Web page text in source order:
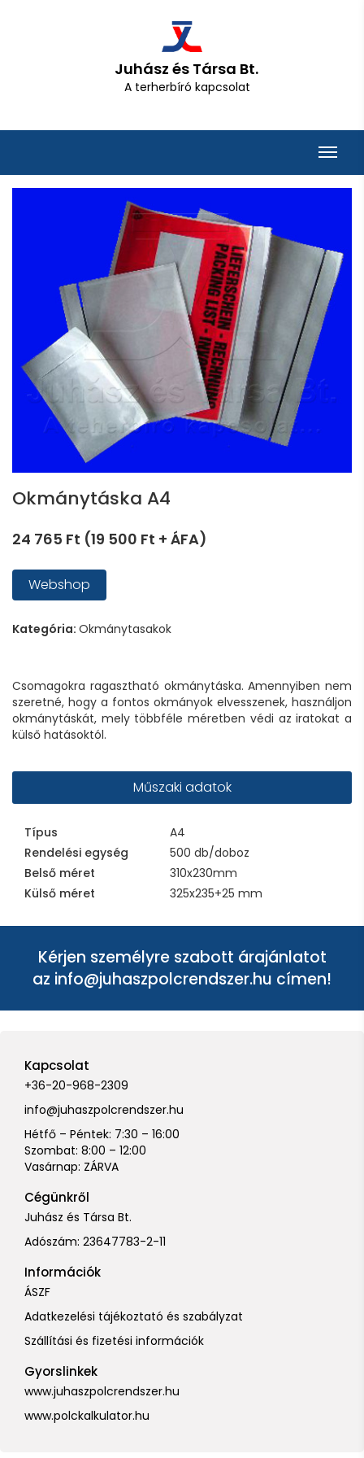
Juhász és Társa Bt.
A terherbíró kapcsolat
Okmánytáska A4
24 765 Ft (19 500 Ft + ÁFA)
Webshop
Kategória: Okmánytasakok
Csomagokra ragasztható okmánytáska. Amennyiben nem
szeretné, hogy a fontos okmányok elvesszenek, használjon
okmánytáskát, mely többféle méretben védi az iratokat a
külső hatásoktól.
Műszaki adatok
Típus
A4
Rendelési egység
500 db/doboz
Belső méret
310x230mm
Külső méret
325x235+25 mm
Kérjen személyre szabott árajánlatot
az info@juhaszpolcrendszer.hu címen!
Kapcsolat
+36-20-968-2309
info@juhaszpolcrendszer.hu
Hétfő – Péntek: 7:30 – 16:00
Szombat: 8:00 – 12:00
Vasárnap: ZÁRVA
Cégünkről
Juhász és Társa Bt.
Adószám: 23647783-2-11
Információk
ÁSZF
Adatkezelési tájékoztató és szabályzat
Szállítási és fizetési információk
Gyorslinkek
www.juhaszpolcrendszer.hu
www.polckalkulator.hu